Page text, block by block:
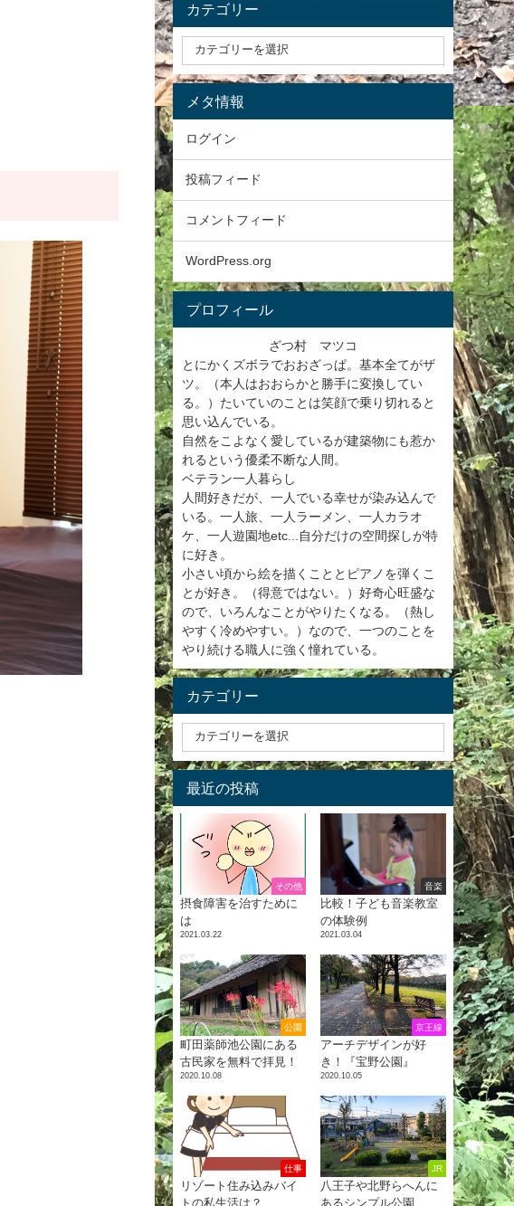
カテゴリー
メタ情報
ログイン
投稿フィード
コメントフィード
WordPress.org
プロフィール
ざつ村 マツコ
とにかくズボラでおおざっぱ。基本全てがザ
ツ。（本人はおおらかと勝手に変換してい
る。）たいていのことは笑顔で乗り切れると
思い込んでいる。
自然をこよなく愛しているが建築物にも惹か
れるという優柔不断な人間。
ベテラン一人暮らし
人間好きだが、一人でいる幸せが染み込んで
いる。一人旅、一人ラーメン、一人カラオ
ケ、一人遊園地etc...自分だけの空間探しが特
に好き。
小さい頃から絵を描くこととピアノを弾くこ
とが好き。（得意ではない。）好奇心旺盛な
ので、いろんなことがやりたくなる。（熱し
やすく冷めやすい。）なので、一つのことを
やり続ける職人に強く憧れている。
カテゴリー
最近の投稿
その他
摂食障害を治すために
は
2021.03.22
音楽
比較！子ども音楽教室
の体験例
2021.03.04
公園
町田薬師池公園にある
古民家を無料で拝見！
2020.10.08
京王線
アーチデザインが好
き！『宝野公園』
2020.10.05
仕事
リゾート住み込みバイ
トの私生活は？
JR
八王子や北野らへんに
あるシンプル公園